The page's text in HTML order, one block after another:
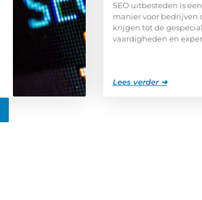
SEO uitbesteden is
manier voor bedrijven
krijgen tot de
vaardigheden en
Lees verder ➜